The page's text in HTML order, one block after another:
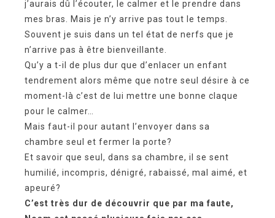
j’aurais dû l’écouter, le calmer et le prendre dans
mes bras. Mais je n’y arrive pas tout le temps.
Souvent je suis dans un tel état de nerfs que je
n’arrive pas à être bienveillante.
Qu’y a t-il de plus dur que d’enlacer un enfant
tendrement alors même que notre seul désire à ce
moment-là c’est de lui mettre une bonne claque
pour le calmer…
Mais faut-il pour autant l’envoyer dans sa
chambre seul et fermer la porte?
Et savoir que seul, dans sa chambre, il se sent
humilié, incompris, dénigré, rabaissé, mal aimé, et
apeuré?
C’est très dur de découvrir que par ma faute,